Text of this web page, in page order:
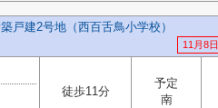
建2号地（西百舌鳥小学校）
11月8
徒歩11分
予定
南